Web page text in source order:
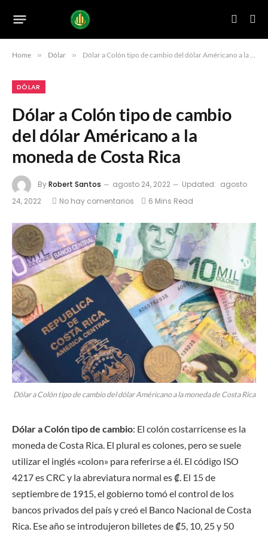
Home » Dólar » Dólar a Colón tipo de cambio del dólar Américano a la moneda de Costa Rica
DÓLAR
Dólar a Colón tipo de cambio
del dólar Américano a la
moneda de Costa Rica
ByRobert Santos agosto 24, 2022 Updated: agosto
24, 2022
No hay comentarios 6 Mins Read
Dólar a Colón tipo de cambio del dólar Américano a la moneda de Costa Rica
Dólar a Colón tipo de cambio: El colón costarricense es la
moneda de Costa Rica. El plural es colones, pero se suele
utilizar el inglés «colon» para referirse a él. El código ISO
4217 es CRC y la abreviatura normal es ₡. El 15 de
septiembre de 1915, el gobierno tomó el control de los
bancos privados del país y creó el Banco Nacional de Costa
Rica. Ese año se introdujeron billetes de ₡5, 10, 25 y 50